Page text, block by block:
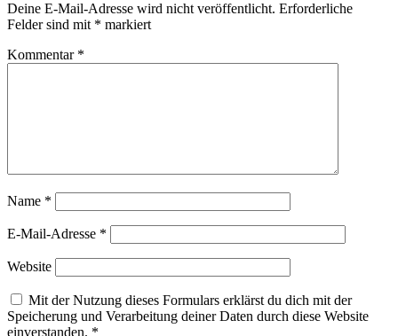
Deine E-Mail-Adresse wird nicht veröffentlicht. Erforderliche
Felder sind mit * markiert
Kommentar *
Name *
E-Mail-Adresse *
Website
Mit der Nutzung dieses Formulars erklärst du dich mit der
Speicherung und Verarbeitung deiner Daten durch diese Website
einverstanden. *